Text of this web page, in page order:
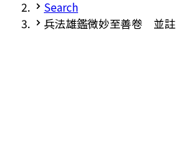
Search
兵法雄鑑微妙至善卷 並註